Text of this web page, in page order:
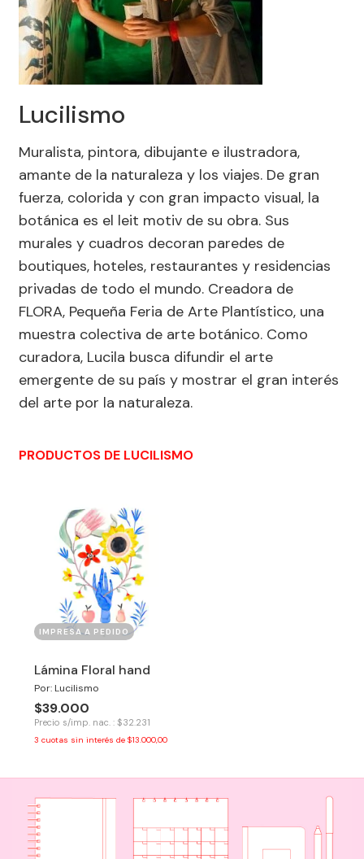
Lucilismo
Muralista, pintora, dibujante e ilustradora,
amante de la naturaleza y los viajes. De gran
fuerza, colorida y con gran impacto visual, la
botánica es el leit motiv de su obra. Sus
murales y cuadros decoran paredes de
boutiques, hoteles, restaurantes y residencias
privadas de todo el mundo. Creadora de
FLORA, Pequeña Feria de Arte Plantístico, una
muestra colectiva de arte botánico. Como
curadora, Lucila busca difundir el arte
emergente de su país y mostrar el gran interés
del arte por la naturaleza.
PRODUCTOS DE LUCILISMO
IMPRESA A PEDIDO
Lámina Floral hand
Por: Lucilismo
$39.000
Precio s/imp. nac. : $32.231
3 cuotas sin interés de $13.000,00